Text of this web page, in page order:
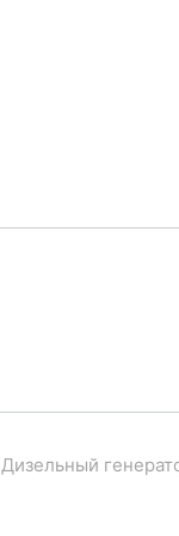
Дизельный